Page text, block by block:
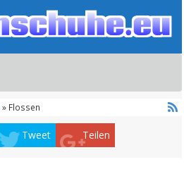
» Flossen
Tweet Teilen